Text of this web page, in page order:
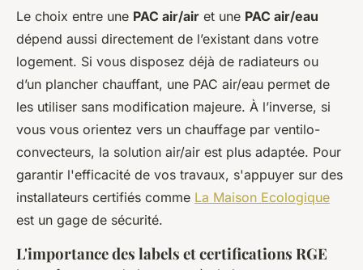
Le choix entre une PAC air/air et une PAC air/eau
dépend aussi directement de l’existant dans votre
logement. Si vous disposez déjà de radiateurs ou
d’un plancher chauffant, une PAC air/eau permet de
les utiliser sans modification majeure. À l’inverse, si
vous vous orientez vers un chauffage par ventilo-
convecteurs, la solution air/air est plus adaptée. Pour
garantir l'efficacité de vos travaux, s'appuyer sur des
installateurs certifiés comme La Maison Ecologique
est un gage de sécurité.
L'importance des labels et certifications RGE